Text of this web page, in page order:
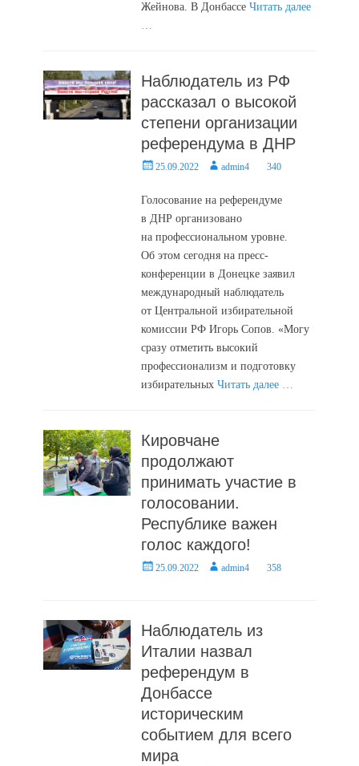
Жейнова. В ДонбассеЧитать далее
…
Наблюдатель из РФ
рассказал о высокой
степени организации
референдума в ДНР
Posted25.09.2022 Authoradmin4 340
Голосование на референдуме
в ДНР организовано
на профессиональном уровне.
Об этом сегодня на пресс-
конференции в Донецке заявил
международный наблюдатель
от Центральной избирательной
комиссии РФ Игорь Сопов. «Могу
сразу отметить высокий
профессионализм и подготовку
избирательныхЧитать далее …
Кировчане
продолжают
принимать участие в
голосовании.
Республике важен
голос каждого!
Posted25.09.2022 Authoradmin4 358
Наблюдатель из
Италии назвал
референдум в
Донбассе
историческим
событием для всего
мира